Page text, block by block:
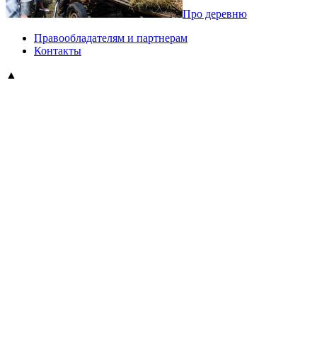
Про деревню
Правообладателям и партнерам
Контакты
▲